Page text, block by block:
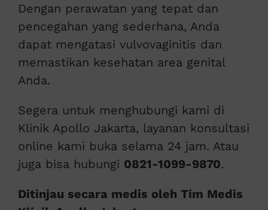
Dengan perawatan yang tepat dan
pencegahan yang sederhana, Anda
dapat mengatasi vulvovaginitis dan
memastikan kesehatan area genital
Anda.
Segera untuk menghubungi kami di
Klinik Apollo Jakarta, layanan konsultasi
online kami buka selama 24 jam. Atau
juga bisa hubungi 0821-1099-9870.
Ditinjau secara medis oleh Tim Medis